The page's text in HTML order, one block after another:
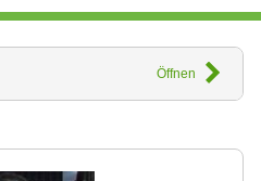
Öffnen